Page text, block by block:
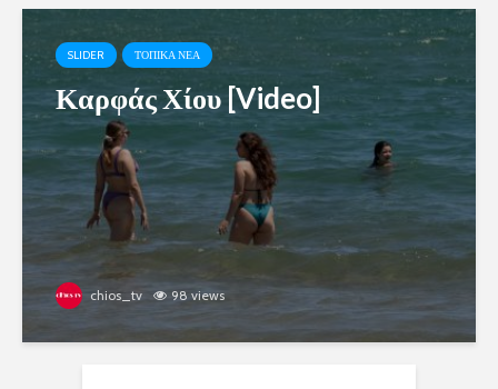
SLIDER ΤΟΠΙΚΑ ΝΕΑ
Καρφάς Χίου [Video]
chios_tv 98 views